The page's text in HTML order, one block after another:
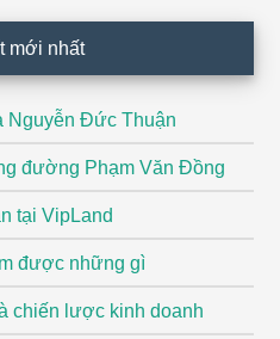
mới nhất
Nguyễn Đức Thuận
đường Phạm Văn Đồng
tại VipLand
được những gì
chiến lược kinh doanh